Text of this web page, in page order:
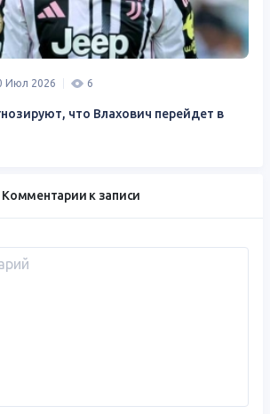
Июл 2026 6
что Влахович перейдет в
Комментарии к записи